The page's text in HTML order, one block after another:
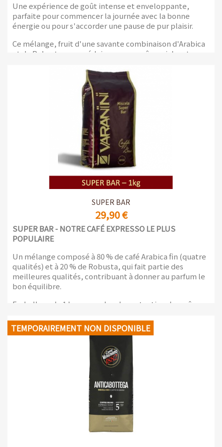
Une expérience de goût intense et enveloppante,
parfaite pour commencer la journée avec la bonne
énergie ou pour s'accorder une pause de pur plaisir.
Ce mélange, fruit d'une savante combinaison d'Arabica
et de Robusta, vous séduira par son arôme riche et ses
SUPER BAR
29,90 €
SUPER BAR - NOTRE CAFÉ EXPRESSO LE PLUS
POPULAIRE
Un mélange composé à 80 % de café Arabica fin (quatre
qualités) et à 20 % de Robusta, qui fait partie des
meilleures qualités, contribuant à donner au parfum le
bon équilibre.
Emballage de 1 kg avec valve de protection des arômes
TEMPORAIREMENT NON DISPONIBLE